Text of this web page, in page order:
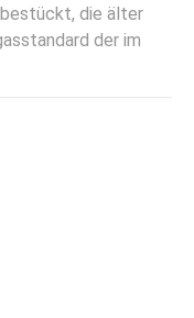
die älter
der im